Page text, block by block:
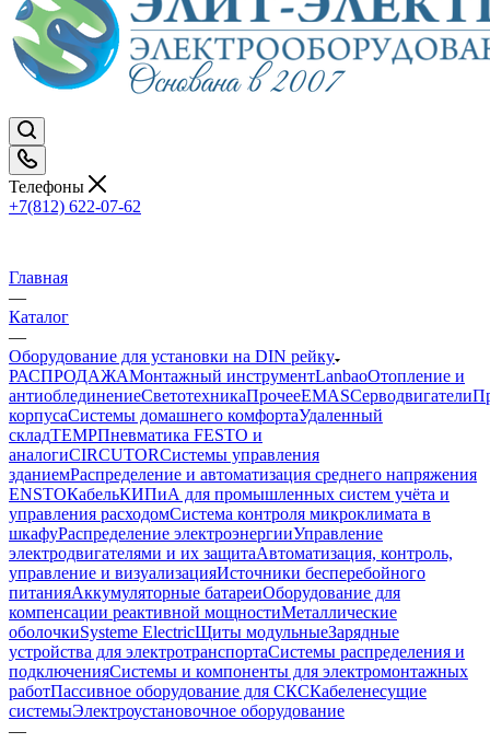
Телефоны
+7(812) 622-07-62
Главная
—
Каталог
—
Оборудование для установки на DIN рейку
РАСПРОДАЖАМонтажный инструментLanbaoОтопление и
антиоблединениеСветотехникаПрочееEMASCерводвигатели
корпусаСистемы домашнего комфортаУдаленный
складTEMPПневматика FESTO и
аналогиCIRCUTORСистемы управления
зданиемРаспределение и автоматизация среднего напряжения
ENSTOКабельКИПиА для промышленных систем учёта и
управления расходомСистема контроля микроклимата в
шкафуРаспределение электроэнергииУправление
электродвигателями и их защитаАвтоматизация, контроль,
управление и визуализацияИсточники бесперебойного
питанияАккумуляторные батареиОборудование для
компенсации реактивной мощностиМеталлические
оболочкиSysteme ElectricЩиты модульныеЗарядные
устройства для электротранспортаСистемы распределения и
подключенияСистемы и компоненты для электромонтажных
работПассивное оборудование для СКСКабеленесущие
системыЭлектроустановочное оборудование
—